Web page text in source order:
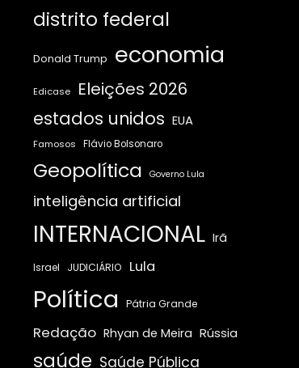
distrito federal
Donald Trump economia
Edicase Eleições 2026
estados unidos EUA
Famosos Flávio Bolsonaro
Geopolítica Governo Lula
inteligência artificial
INTERNACIONAL Irã
Israel JUDICIÁRIO Lula
Política Pátria Grande
Redação Rhyan de Meira Rússia
saúde Saúde Pública